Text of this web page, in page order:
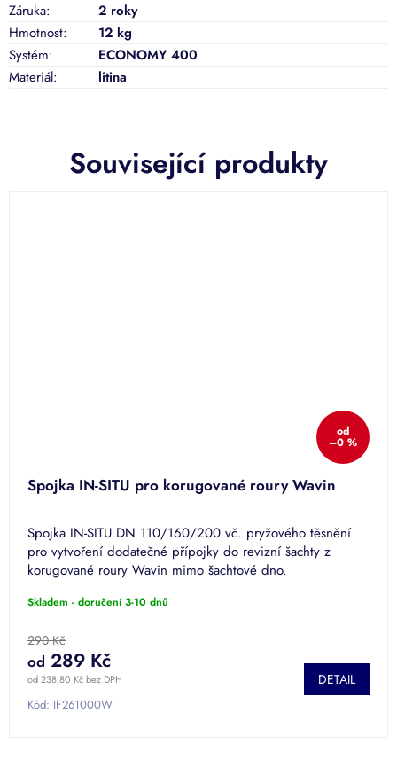
Související produkty
od
–0 %
Spojka IN-SITU pro korugované roury Wavin
Spojka IN-SITU DN 110/160/200 vč. pryžového těsnění
pro vytvoření dodatečné přípojky do revizní šachty z
korugované roury Wavin mimo šachtové dno.
Skladem - doručení 3-10 dnů
290 Kč
od 238,80 Kč bez DPH
od 289 Kč
DETAIL
Kód: IF261000W
Záruka:
2 roky
Hmotnost:
12 kg
Systém:
ECONOMY 400
Materiál: litina